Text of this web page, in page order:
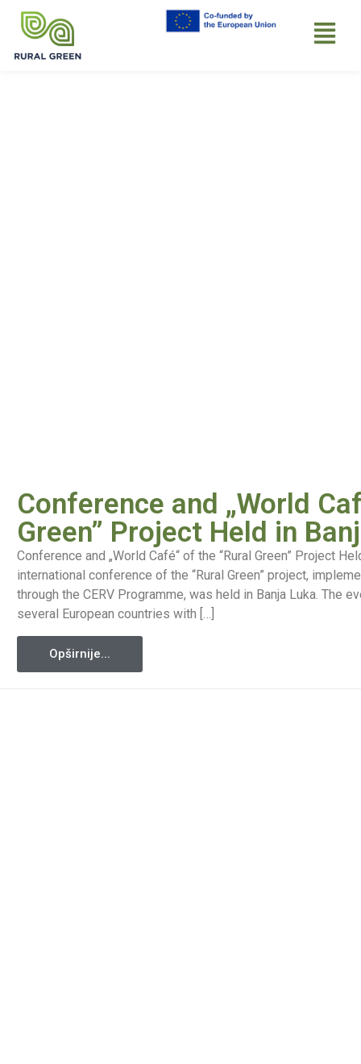
Conference and „World
Green” Project Held in
Conference and „World Café“ of the “Rural Green” Project
international conference of the “Rural Green” project,
through the CERV Programme, was held in Banja Luka. The
several European countries with […]
Opširnije...